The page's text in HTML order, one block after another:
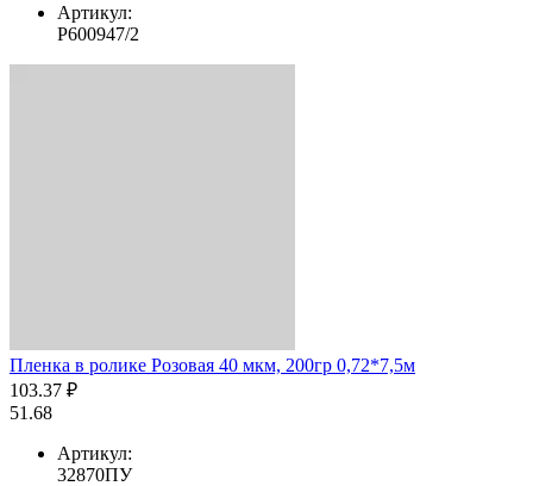
Артикул:
Р600947/2
Пленка в ролике Розовая 40 мкм, 200гр 0,72*7,5м
103.37 ₽
51.68
Артикул:
32870ПУ